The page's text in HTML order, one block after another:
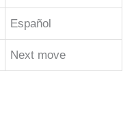
Español
Next move